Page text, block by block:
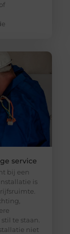
service
bij een
is
te staan.
niet